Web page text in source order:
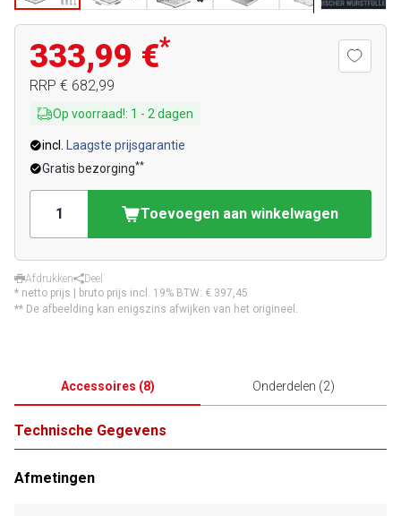
333,99 €*
RRP € 682,99
Op voorraad!: 1 - 2 dagen
incl.
Laagste prijsgarantie
Gratis bezorging**
Toevoegen aan winkelwagen
Afdrukken
Deel
* netto prijs | bruto prijs incl. 19% BTW: € 397,45
** De afbeelding kan enigszins afwijken van het origineel.
Accessoires (8) Onderdelen (2)
Technische Gegevens
Afmetingen